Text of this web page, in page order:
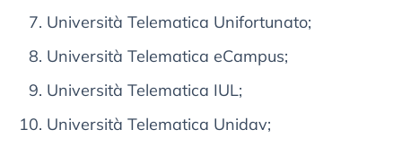
Università Telematica Unifortunato;
Università Telematica eCampus;
Università Telematica IUL;
Università Telematica Unidav;